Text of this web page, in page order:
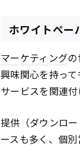
ホワイトペー
マーケティングの
興味関心を持っ
サービスを関連
提供（ダウンロ
ースも多く、個